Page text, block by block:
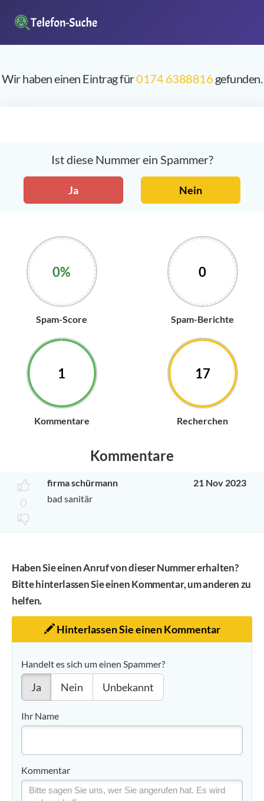
Wir haben einen Eintrag für0174 6388816 gefunden.
Ist diese Nummer ein Spammer?
Ja Nein
0%
Spam-Score
0
Spam-Berichte
1
Kommentare
17
Recherchen
Kommentare
0
firma schürmann
21 Nov 2023
bad sanitär
Haben Sie einen Anruf von dieser Nummer erhalten?
Bitte hinterlassen Sie einen Kommentar, um anderen zu
helfen.
Hinterlassen Sie einen Kommentar
Handelt es sich um einen Spammer?
Ja Nein Unbekannt
Ihr Name
Kommentar